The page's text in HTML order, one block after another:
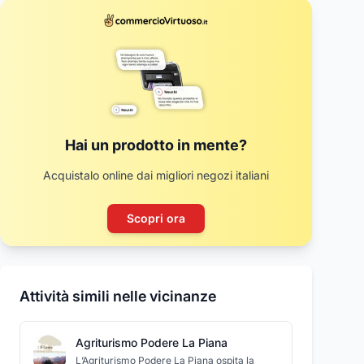
Hai un prodotto in mente?
Acquistalo online dai migliori negozi italiani
Scopri ora
Attività simili nelle vicinanze
Agriturismo Podere La Piana
L’Agriturismo Podere La Piana ospita la